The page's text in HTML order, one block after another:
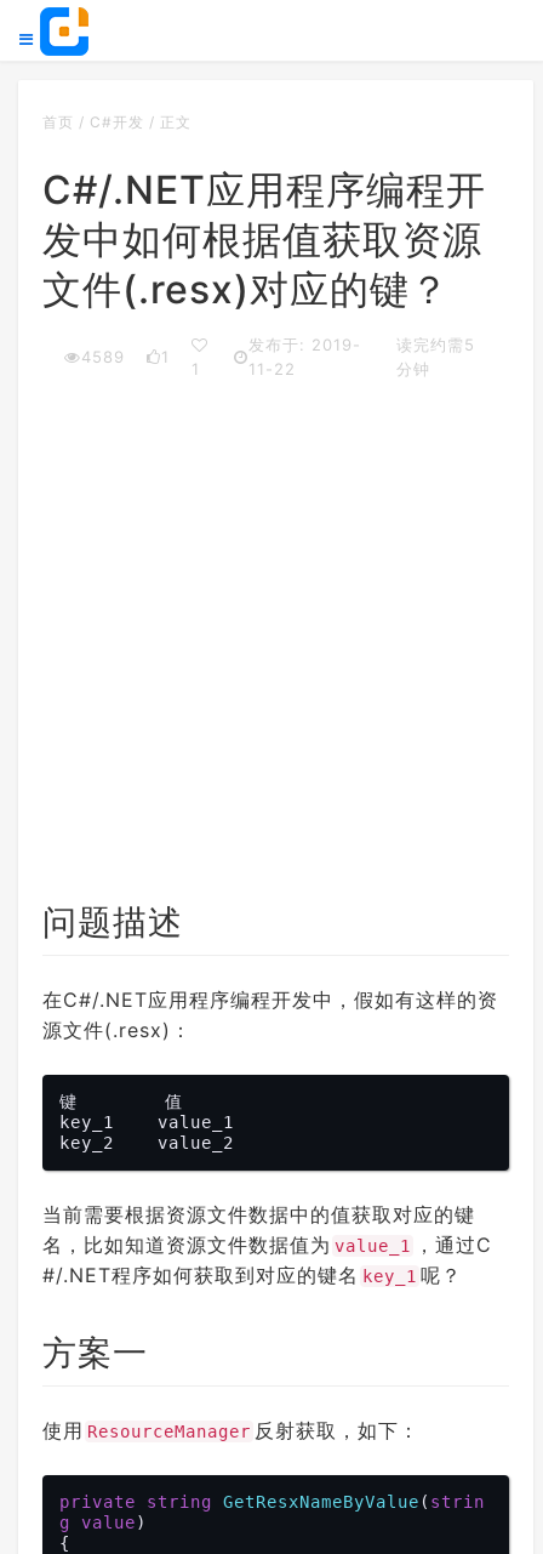
首页 / C#开发 / 正文
C#/.NET应用程序编程开
发中如何根据值获取资源
文件(.resx)对应的键？
4589 1
1
发布于: 2019-
11-22
读完约需5
分钟
问题描述
在C#/.NET应用程序编程开发中，假如有这样的资
源文件(.resx)：
键        值
key_1    value_1
当前需要根据资源文件数据中的值获取对应的键
名，比如知道资源文件数据值为 value_1
，通过C
#/.NET程序如何获取到对应的键名 key_1 呢？
方案一
使用 ResourceManager 反射获取，如下：
private string GetResxNameByValue ( strin
g
value
{